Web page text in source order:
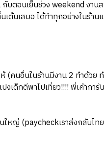
บตอนเย็นช่วง weekend งาน
เต้นเสมอ ได้ทำทุกอย่างในร้า
(คนอื่นในร้านมีงาน 2 ทำด้วย
งเด็กดีพาไปเที่ยว!!!! พี่เค้าการั
ใหญ่ (paycheckเราส่งกลับไท